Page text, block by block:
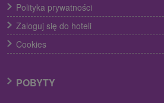
Polityka prywatności
Zaloguj się do hoteli
Cookies
POBYTY